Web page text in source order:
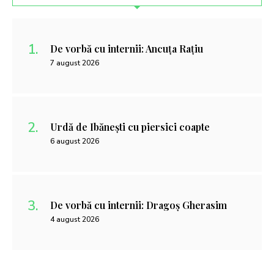
De vorbă cu internii: Ancuța Rațiu
7 august 2026
Urdă de Ibănești cu piersici coapte
6 august 2026
De vorbă cu internii: Dragoș Gherasim
4 august 2026